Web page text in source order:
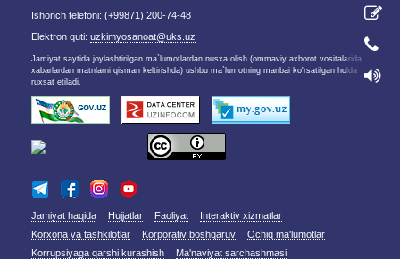
Ishonch telefoni: (+99871) 200-74-48
Elektron quti: uzkimyosanoat@uks.uz
Jamiyat saytida joylashtirilgan ma`lumotlardan nusxa olish (ommaviy axborot vositalarida
xabarlardan matnlarni qisman keltirishda) ushbu ma`lumotning manbai ko'rsatilgan holda
ruxsat etiladi.
Jamiyat haqida Hujjatlar Faoliyat
Interaktiv xizmatlar
Korxona va tashkilotlar
Korporativ boshqaruv
Ochiq ma'lumotlar
Korrupsiyaga qarshi kurashish
Ma'naviyat sarchashmasi